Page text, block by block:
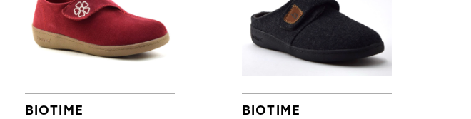
BIOTIME
BIOTIME